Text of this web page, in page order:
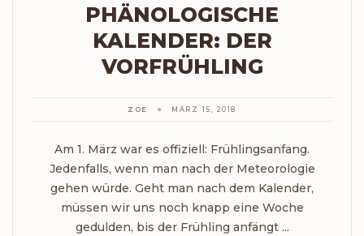
PHÄNOLOGISCHE
KALENDER: DER
VORFRÜHLING
ZOE MÄRZ 15, 2018
Am 1. März war es offiziell: Frühlingsanfang.
Jedenfalls, wenn man nach der Meteorologie
gehen würde. Geht man nach dem Kalender,
müssen wir uns noch knapp eine Woche
gedulden, bis der Frühling anfängt ...